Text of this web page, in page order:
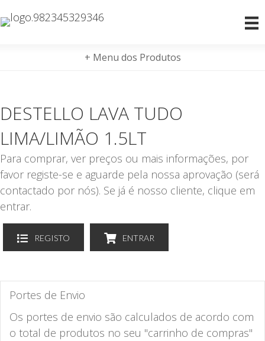
+ Menu dos Produtos
DESTELLO LAVA TUDO
LIMA/LIMÃO 1.5LT
Para comprar, ver preços ou mais informações, por
favor registe-se e aguarde pela nossa aprovação (será
contactado por nós). Se já é nosso cliente, clique em
entrar.
REGISTO ENTRAR
Portes de Envio
Os portes de envio são calculados de acordo com
o total de produtos no seu "carrinho de compras"